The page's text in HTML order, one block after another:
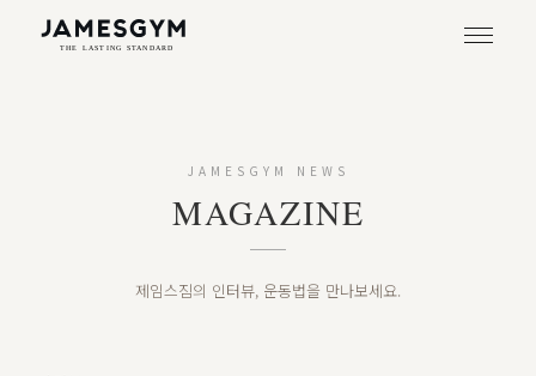
JAMESGYM NEWS
MAGAZINE
제임스짐의 인터뷰, 운동법을 만나보세요.